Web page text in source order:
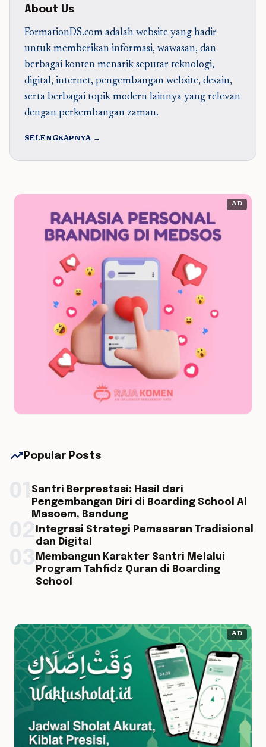
About Us
FormationDS.com adalah website yang hadir
untuk memberikan informasi, wawasan, dan
berbagai konten menarik seputar teknologi,
digital, internet, pengembangan website, desain,
serta berbagai topik modern lainnya yang relevan
dengan perkembangan zaman.
SELENGKAPNYA →
AD
trending_up Popular Posts
Santri Berprestasi: Hasil dari
Pengembangan Diri di Boarding School Al
Masoem, Bandung
Integrasi Strategi Pemasaran Tradisional
dan Digital
Membangun Karakter Santri Melalui
Program Tahfidz Quran di Boarding
School
AD